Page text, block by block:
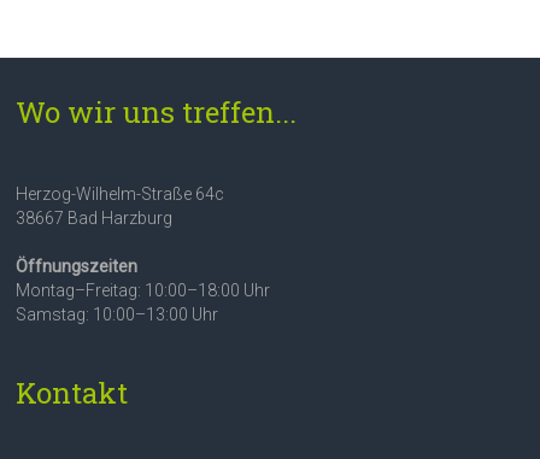
Wo wir uns treffen...
Herzog-Wilhelm-Straße 64c
38667 Bad Harzburg
Öffnungszeiten
Montag–Freitag: 10:00–18:00 Uhr
Samstag: 10:00–13:00 Uhr
Kontakt